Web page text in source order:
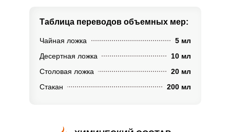
Таблица переводов объемных мер:
Чайная ложка
5 мл
Десертная ложка
10 мл
Столовая ложка
20 мл
Стакан
200 мл